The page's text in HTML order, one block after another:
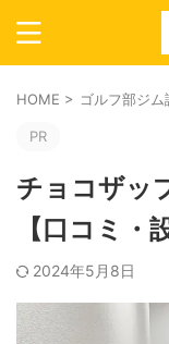
HOME > ゴルフ部ジム
PR
チョコザッ
【口コミ・
2024年5月8日